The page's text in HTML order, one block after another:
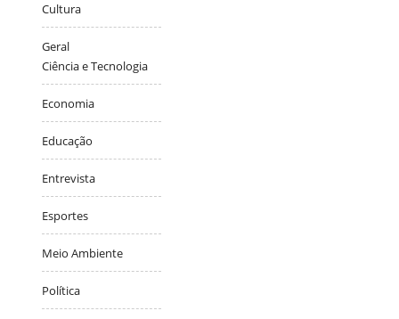
Cultura
Geral
Ciência e Tecnologia
Economia
Educação
Entrevista
Esportes
Meio Ambiente
Política